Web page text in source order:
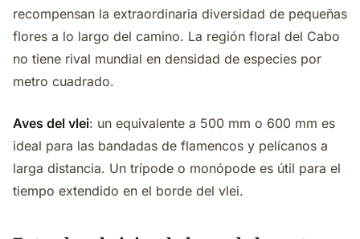
recompensan la extraordinaria diversidad de pequeñas
flores a lo largo del camino. La región floral del Cabo
no tiene rival mundial en densidad de especies por
metro cuadrado.
Aves del vlei: un equivalente a 500 mm o 600 mm es
ideal para las bandadas de flamencos y pelícanos a
larga distancia. Un trípode o monópode es útil para el
tiempo extendido en el borde del vlei.